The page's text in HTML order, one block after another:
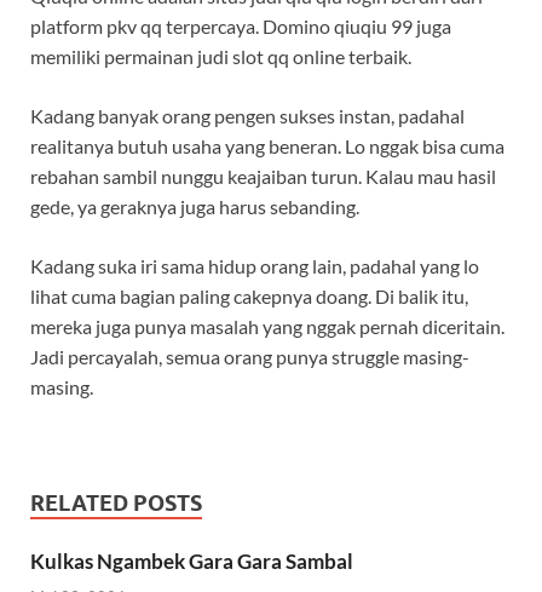
platform pkv qq terpercaya. Domino qiuqiu 99 juga
memiliki permainan judi slot qq online terbaik.
Kadang banyak orang pengen sukses instan, padahal
realitanya butuh usaha yang beneran. Lo nggak bisa cuma
rebahan sambil nunggu keajaiban turun. Kalau mau hasil
gede, ya geraknya juga harus sebanding.
Kadang suka iri sama hidup orang lain, padahal yang lo
lihat cuma bagian paling cakepnya doang. Di balik itu,
mereka juga punya masalah yang nggak pernah diceritain.
Jadi percayalah, semua orang punya struggle masing-
masing.
RELATED POSTS
Kulkas Ngambek Gara Gara Sambal